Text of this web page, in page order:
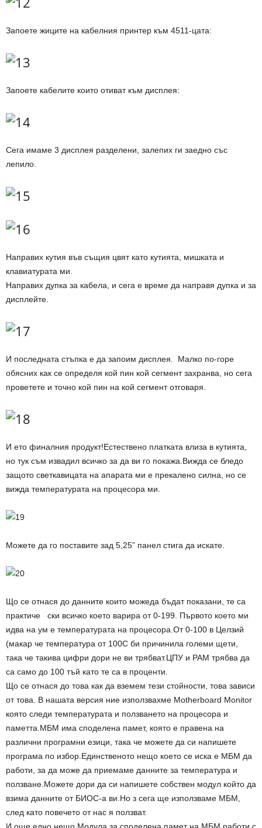
Запоете жиците на кабелния принтер към 4511-цата:
Запоете кабелите които отиват към дисплея:
Сега имаме 3 дисплея разделени, залепих ги заедно със
лепило.
Направих кутия във същия цвят като кутията, мишката и
клавиатурата ми.
Направих дупка за кабела, и сега е време да направя дупка и за
дисплейте.
И последната стъпка е да запоим дисплея. Малко по-горе
обясних как се определя кой пин кой сегмент захранва, но сега
проветете и точно кой пин на кой сегмент отговаря.
И ето финалния продукт!Естествено платката влиза в кутията,
но тук съм извадил всичко за да ви го покажа.Вижда се бледо
защото светкавицата на апарата ми е прекалено силна, но се
вижда температурата на процесора ми.
Можете да го поставите зад 5,25” панел стига да искате.
Що се отнася до данните които можеда бъдат показани, те са
практиче ски всичко което варира от 0-199. Първото което ми
идва на ум е температурата на процесора.От 0-100 в Целзий
(макар че температура от 100С би причинила големи щети,
така че такива цифри дори не ви трябват.ЦПУ и РАМ трябва да
са само до 100 тъй като те са в проценти.
Що се отнася до това как да вземем тези стойности, това зависи
от това. В нашата версия ние използвахме Motherboard Monitor
която следи температурата и ползването на процесора и
паметта.МБМ има споделена памет, която е правена на
различни програмни езици, така че можете да си напишете
програма по избор.Единственото нещо което се иска е МБМ да
работи, за да може да приемаме данните за температура и
ползване.Можете дори да си напишете собствен модул който да
взима данните от БИОС-а ви.Но з сега ще използваме МБМ,
след като повечето от нас я ползват.